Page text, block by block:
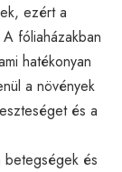
ezért a
fóliaházakban
hatékonyan
a növények
és a
betegségek és